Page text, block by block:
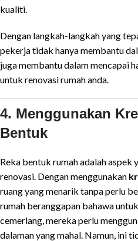
kualiti.
Dengan langkah-langkah yang
pekerja tidak hanya membantu
juga membantu dalam mencapai
untuk renovasi rumah anda.
4. Menggunakan
Bentuk
Reka bentuk rumah adalah aspek
renovasi. Dengan menggunakan
ruang yang menarik tanpa perlu
rumah beranggapan bahawa
cemerlang, mereka perlu
dalaman yang mahal. Namun, ini